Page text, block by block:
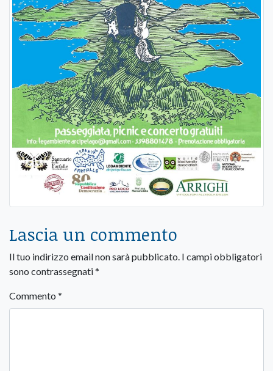
Lascia un commento
Il tuo indirizzo email non sarà pubblicato. I campi obbligatori
sono contrassegnati*
Commento *